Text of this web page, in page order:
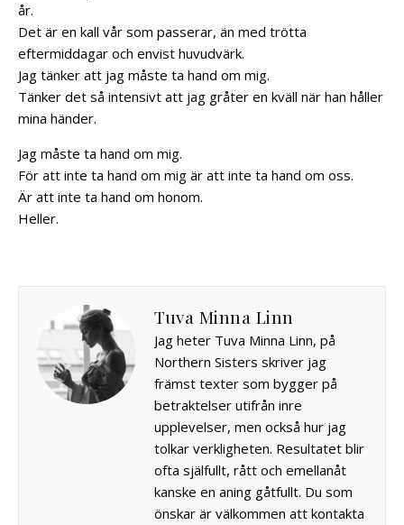
år.
Det är en kall vår som passerar, än med trötta
eftermiddagar och envist huvudvärk.
Jag tänker att jag måste ta hand om mig.
Tänker det så intensivt att jag gråter en kväll när han håller
mina händer.
Jag måste ta hand om mig.
För att inte ta hand om mig är att inte ta hand om oss.
Är att inte ta hand om honom.
Heller.
Tuva Minna Linn
Jag heter Tuva Minna Linn, på
Northern Sisters skriver jag
främst texter som bygger på
betraktelser utifrån inre
upplevelser, men också hur jag
tolkar verkligheten. Resultatet blir
ofta själfullt, rått och emellanåt
kanske en aning gåtfullt. Du som
önskar är välkommen att kontakta